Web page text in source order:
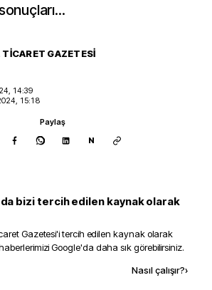
GAZETESI
14:39
15:18
Paylaş
N
bizi tercih edilen kaynak olarak
Gazetesi'i tercih edilen kaynak olarak
Google'da daha sık görebilirsiniz.
Nasıl çalışır?›